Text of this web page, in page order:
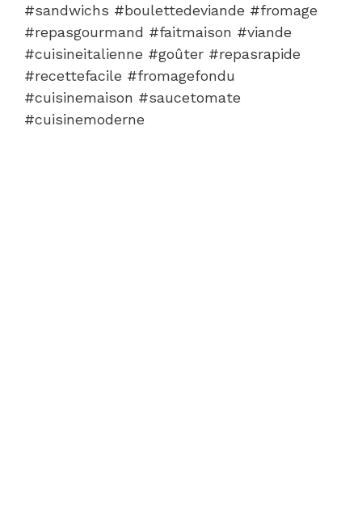
#sandwichs #boulettedeviande #fromage
#repasgourmand #faitmaison #viande
#cuisineitalienne #goûter #repasrapide
#recettefacile #fromagefondu
#cuisinemaison #saucetomate
#cuisinemoderne